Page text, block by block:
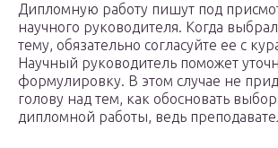
Дипломную работу пишут под
научного руководителя. Когда
тему, обязательно согласуйте ее с
Научный руководитель поможет
формулировку. В этом случае не
голову над тем, как обосновать
дипломной работы, ведь